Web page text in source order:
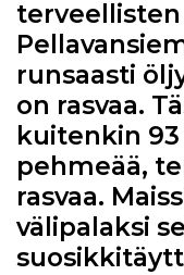
terveellisten
runsaasti
on rasvaa.
kuitenkin
pehmeää,
rasvaa.
välipalaksi